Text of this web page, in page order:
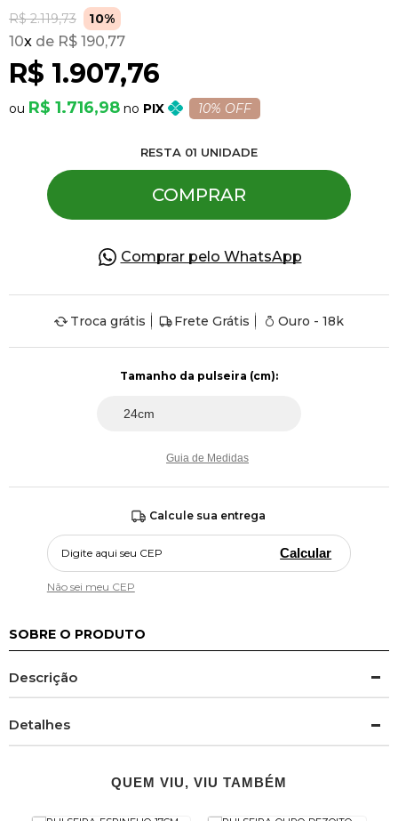
R$ 2.119,73 10%
R$ 1.907,76
10x R$ 190,77
R$ 1.716,98 PIX 10% OFF
RESTA 01 UNIDADE
COMPRAR
Comprar pelo WhatsApp
Troca grátis Frete Grátis Ouro - 18k
Guia de Medidas
Calcule sua entrega
Calcular
Não sei meu CEP
SOBRE O PRODUTO
Descrição
Detalhes
QUEM VIU, VIU TAMBÉM
Pulseiras
Piercing
Pedras Preciosas
Presente
OFERTAS